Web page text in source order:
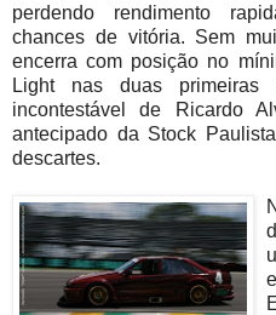
perdendo rendimento
chances de vitória. Sem
encerra com posição no
Light nas duas primeiras
incontestável de Ricardo
antecipado da Stock
descartes.